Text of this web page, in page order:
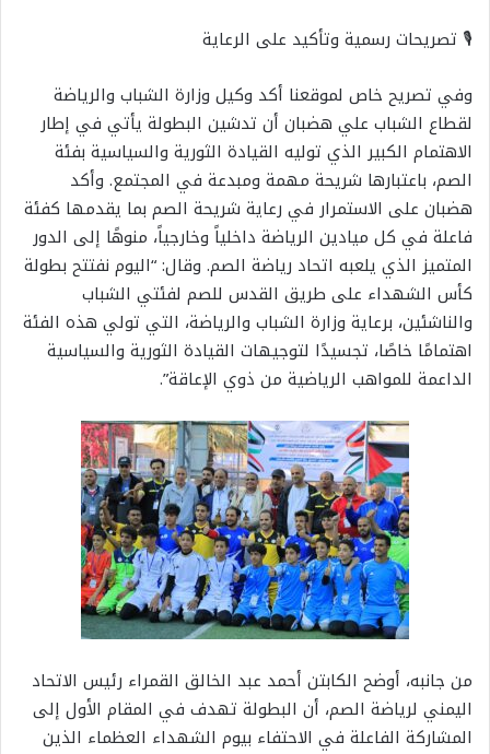
🎙️ تصريحات رسمية وتأكيد على الرعاية
وفي تصريح خاص لموقعنا أكد وكيل وزارة الشباب والرياضة
لقطاع الشباب علي هضبان أن تدشين البطولة يأتي في إطار
الاهتمام الكبير الذي توليه القيادة الثورية والسياسية بفئة
الصم، باعتبارها شريحة مهمة ومبدعة في المجتمع. وأكد
هضبان على الاستمرار في رعاية شريحة الصم بما يقدمها كفئة
فاعلة في كل ميادين الرياضة داخلياً وخارجياً، منوهًا إلى الدور
المتميز الذي يلعبه اتحاد رياضة الصم. وقال: “اليوم نفتتح بطولة
كأس الشهداء على طريق القدس للصم لفئتي الشباب
والناشئين، برعاية وزارة الشباب والرياضة، التي تولي هذه الفئة
اهتمامًا خاصًا، تجسيدًا لتوجيهات القيادة الثورية والسياسية
الداعمة للمواهب الرياضية من ذوي الإعاقة”.
من جانبه، أوضح الكابتن أحمد عبد الخالق القمراء رئيس الاتحاد
اليمني لرياضة الصم، أن البطولة تهدف في المقام الأول إلى
المشاركة الفاعلة في الاحتفاء بيوم الشهداء العظماء الذين